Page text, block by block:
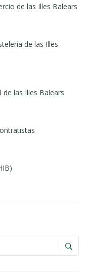
de las Illes Balears
de las Illes
las Illes Balears